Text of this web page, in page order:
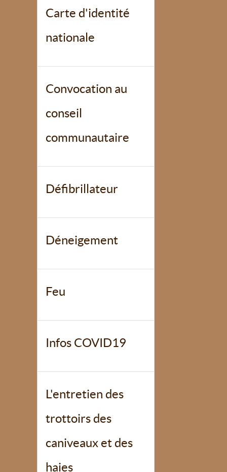
Carte d'identité
nationale
Convocation au
conseil
communautaire
Défibrillateur
Déneigement
Feu
Infos COVID19
L'entretien des
trottoirs des
caniveaux et des
haies